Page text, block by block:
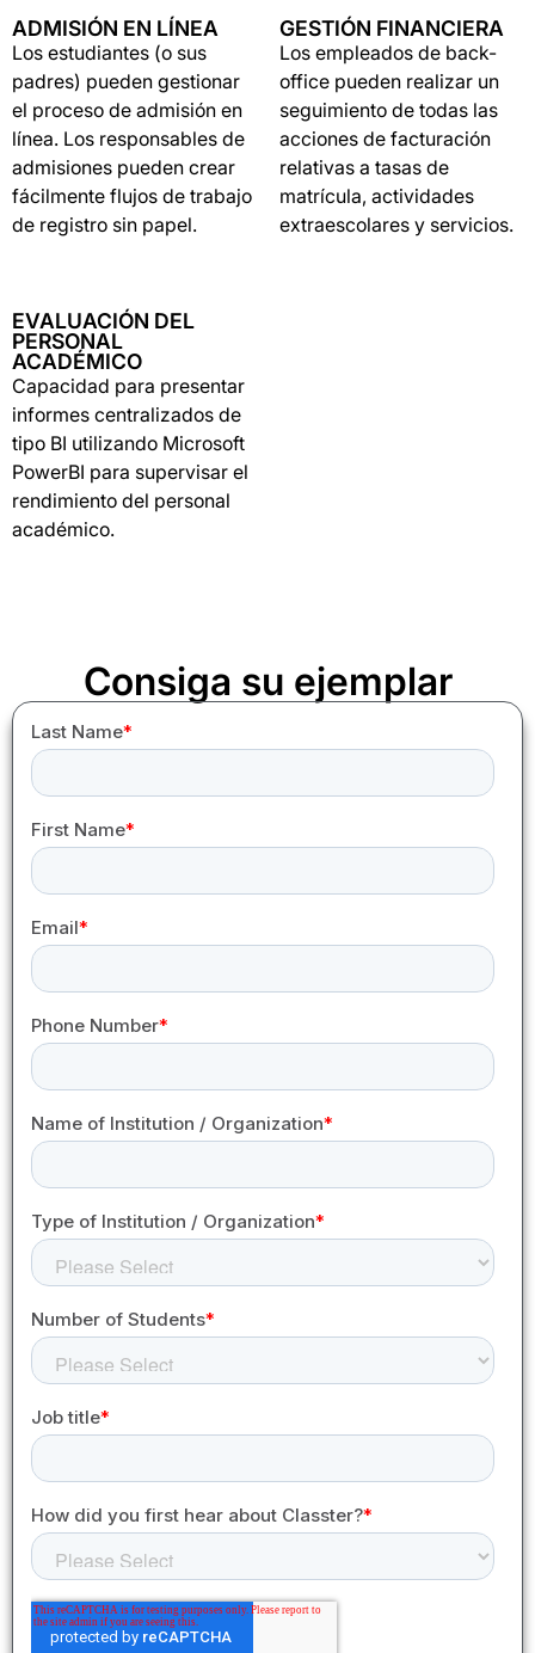
ADMISIÓN EN LÍNEA
Los estudiantes (o sus
padres) pueden gestionar
el proceso de admisión en
línea. Los responsables de
admisiones pueden crear
fácilmente flujos de trabajo
de registro sin papel.
GESTIÓN FINANCIERA
Los empleados de back-
office pueden realizar un
seguimiento de todas las
acciones de facturación
relativas a tasas de
matrícula, actividades
extraescolares y servicios.
EVALUACIÓN DEL
PERSONAL
ACADÉMICO
Capacidad para presentar
informes centralizados de
tipo BI utilizando Microsoft
PowerBI para supervisar el
rendimiento del personal
académico.
Consiga su ejemplar